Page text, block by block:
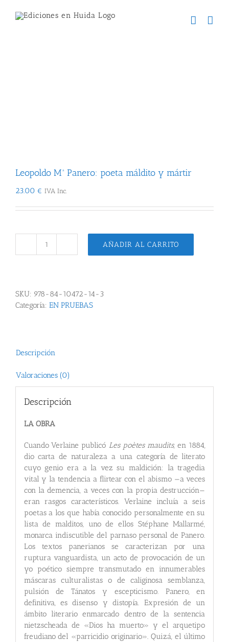
Leopoldo Mª Panero: poeta máldito y mártir
23.00 € IVA Inc.
Leopoldo
máldito
y
AÑADIR AL CARRITO
SKU: 978-84-10472-14-3
Categoría: EN PRUEBAS
Descripción
Valoraciones (0)
Descripción
LA OBRA
Cuando Verlaine publicó Les poètes maudits, en 1884,
dio carta de naturaleza a una categoría de literato
cuyo genio era a la vez su maldición: la tragedia
vital y la tendencia a flirtear con el abismo —a veces
con la demencia, a veces con la propia destrucción—
eran rasgos característicos. Verlaine incluía a seis
poetas a los que había conocido personalmente en su
lista de malditos, uno de ellos Stéphane Mallarmé,
monarca indiscutible del parnaso personal de Panero.
Los textos panerianos se caracterizan por una
ruptura vanguardista, un acto de provocación de un
yo poético siempre transmutado en innumerables
máscaras culturalistas o de caliginosa semblanza,
pulsión de Tánatos y escepticismo. Panero, en
definitiva, es disenso y distopía. Expresión de un
ámbito literario enmarcado dentro de la sentencia
nietzscheada de «Dios ha muerto» y el arquetipo
freudiano del «parricidio originario». Quizá, el último